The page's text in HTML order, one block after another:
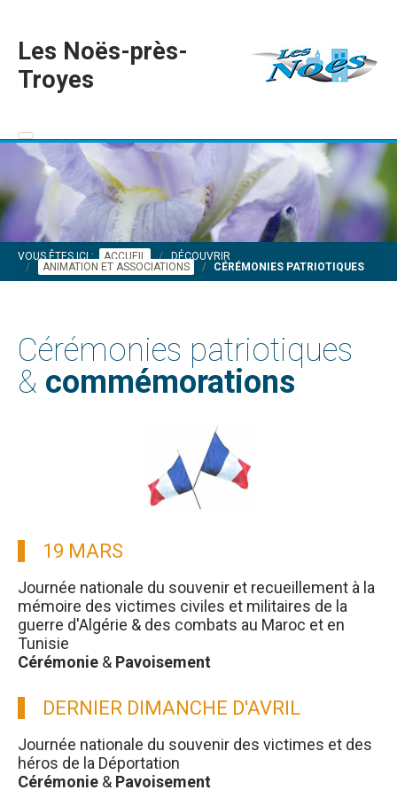
Les Noës-près-
Troyes
VOUS ÊTES ICI : ACCUEIL
DÉCOUVRIR
ANIMATION ET ASSOCIATIONS
CÉRÉMONIES PATRIOTIQUES
Cérémonies patriotiques
& commémorations
19 MARS
Journée nationale du souvenir et recueillement à la
mémoire des victimes civiles et militaires de la
guerre d'Algérie & des combats au Maroc et en
Tunisie
Cérémonie & Pavoisement
DERNIER DIMANCHE D'AVRIL
Journée nationale du souvenir des victimes et des
héros de la Déportation
Cérémonie & Pavoisement